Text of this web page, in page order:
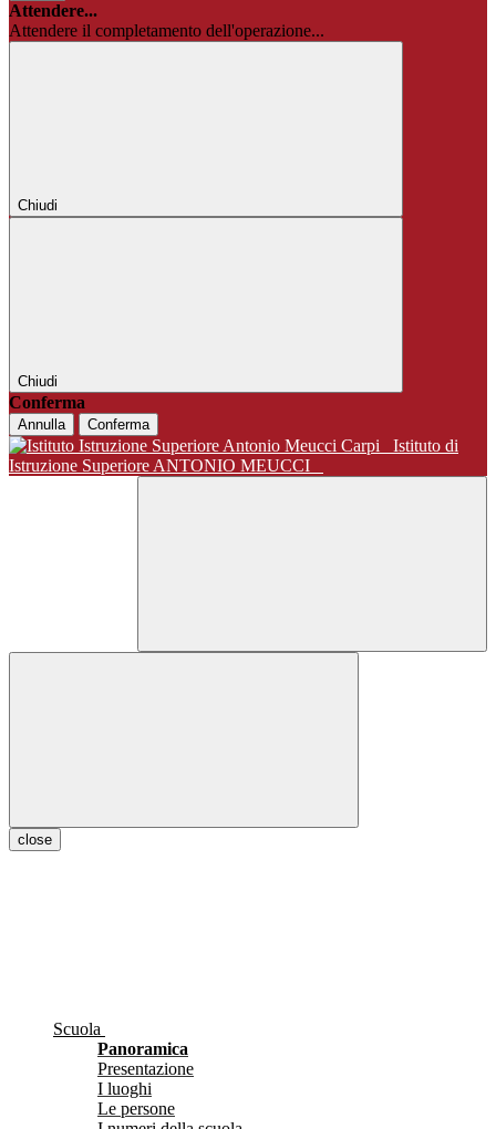
Attendere...
Attendere il completamento dell'operazione...
Chiudi
Chiudi
Conferma
Annulla Conferma
Istituto di
Istruzione Superiore ANTONIO MEUCCI
close
Scuola
Panoramica
Presentazione
I luoghi
Le persone